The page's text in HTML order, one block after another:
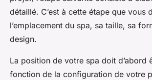
détaillé. C’est à cette étape que vous
l’emplacement du spa, sa taille, sa
design.
La position de votre spa doit d’abord
fonction de la configuration de votre